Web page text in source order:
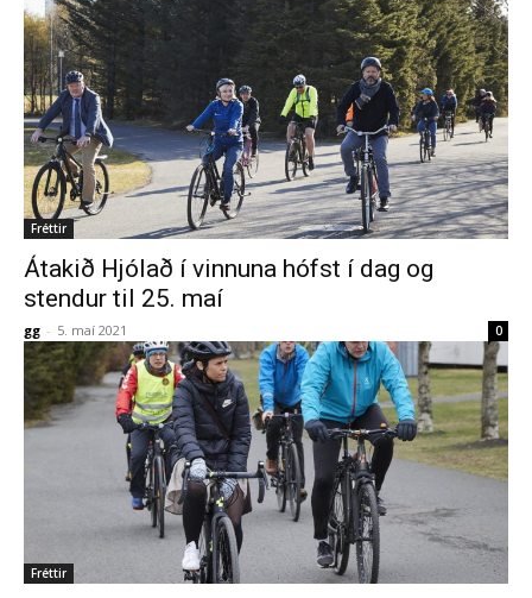
Fréttir
Átakið Hjólað í vinnuna hófst í dag og
stendur til 25. maí
gg - 5. maí 2021 0
Fréttir